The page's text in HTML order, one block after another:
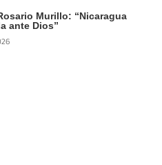
Murillo: “Nicaragua
ante Dios”